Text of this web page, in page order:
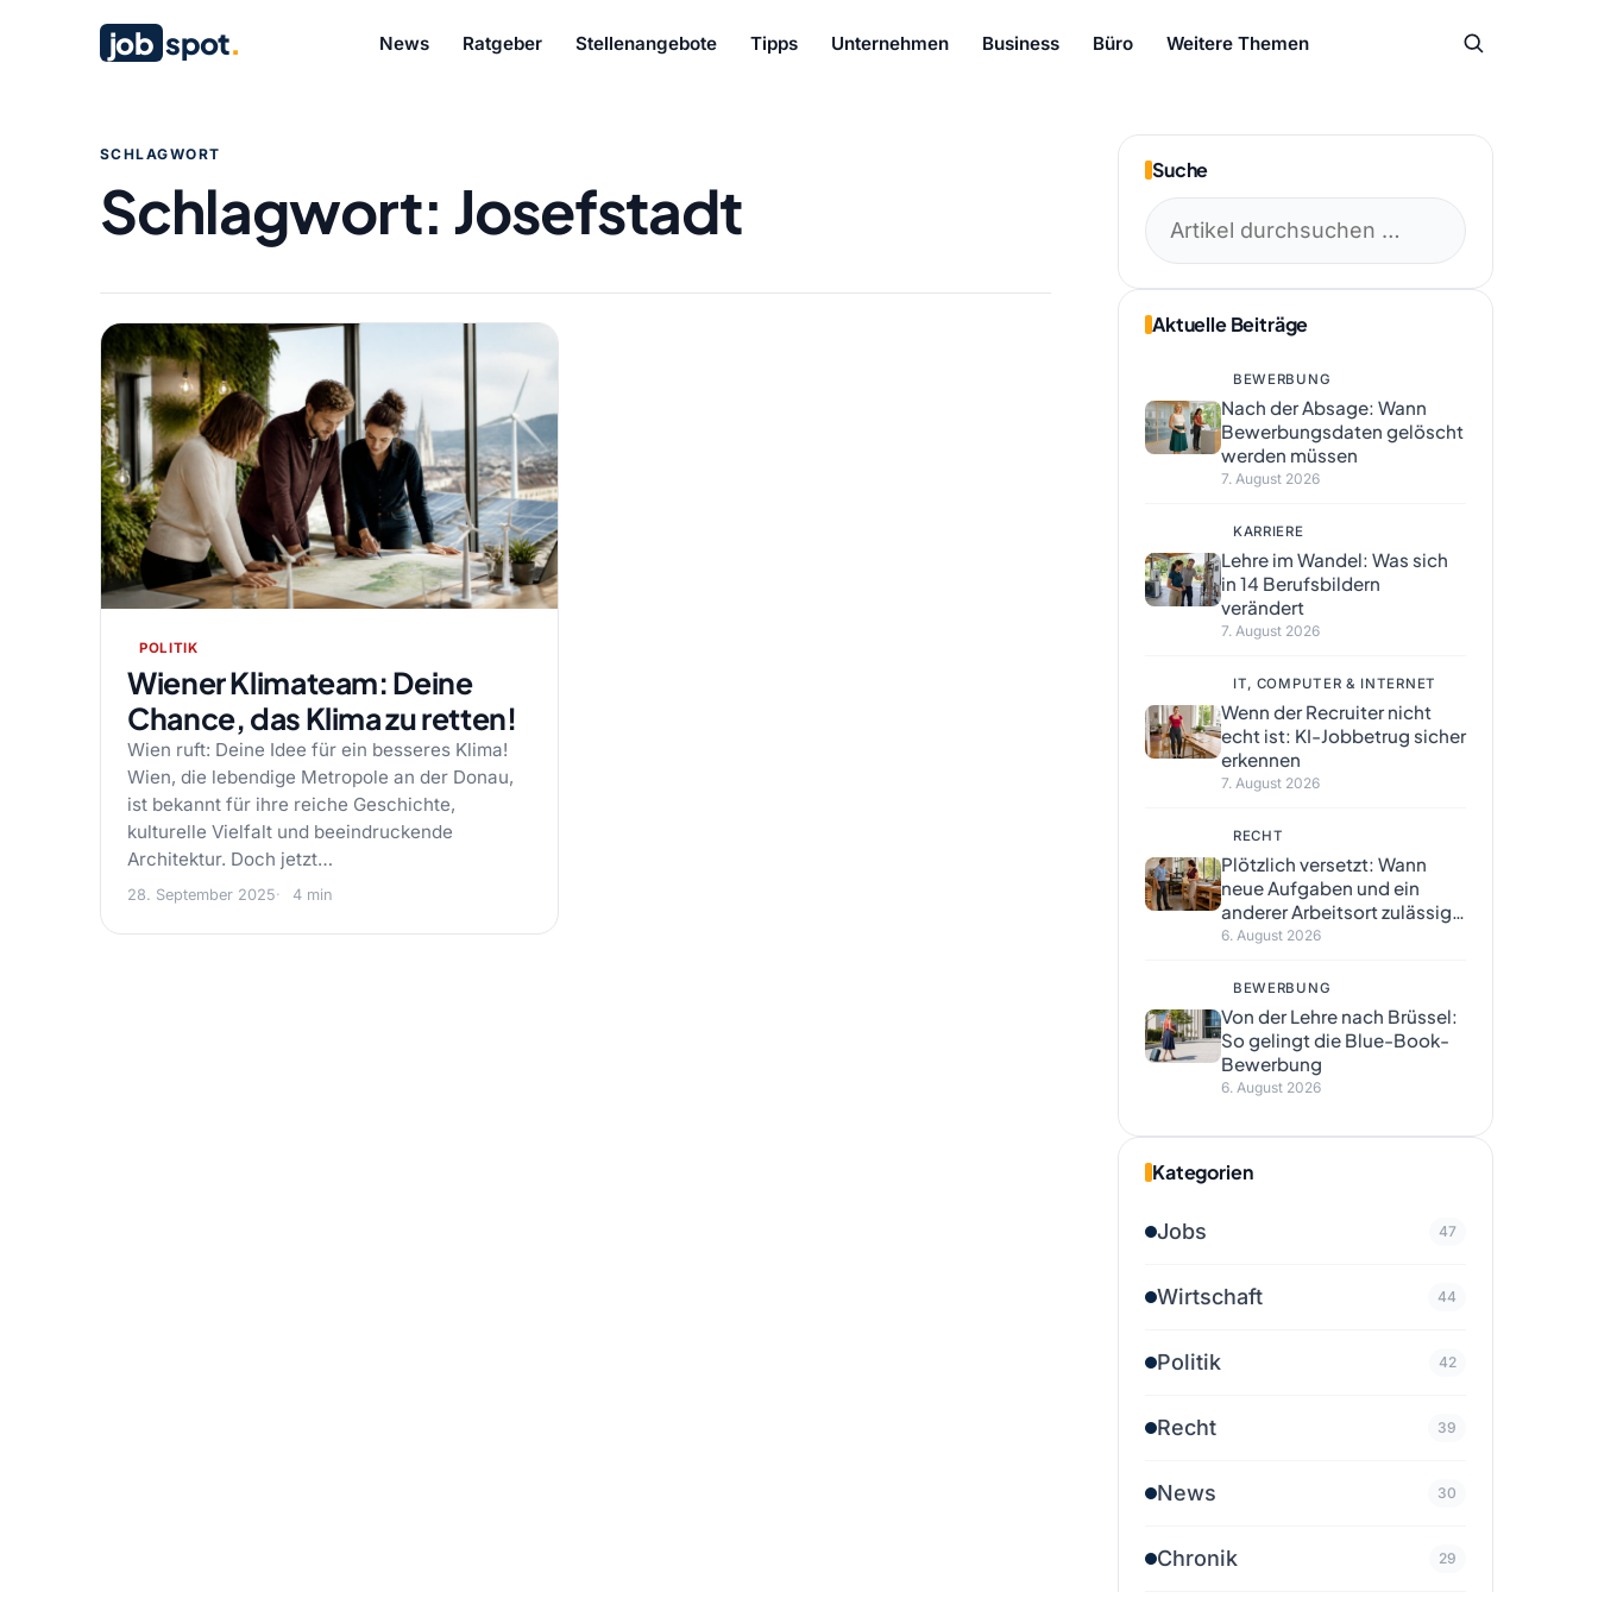
job spot. News Ratgeber Stellenangebote Tipps Unternehmen Business Büro Weitere Themen
SCHLAGWORT
Schlagwort: Josefstadt
POLITIK
Wiener Klimateam: Deine
Chance, das Klima zu retten!
Wien ruft: Deine Idee für ein besseres Klima!
Wien, die lebendige Metropole an der Donau,
ist bekannt für ihre reiche Geschichte,
kulturelle Vielfalt und beeindruckende
Architektur. Doch jetzt…
28. September 2025 4 min
Suche
Aktuelle Beiträge
BEWERBUNG
Nach der Absage: Wann
Bewerbungsdaten gelöscht
werden müssen
7. August 2026
KARRIERE
Lehre im Wandel: Was sich
in 14 Berufsbildern
verändert
7. August 2026
IT, COMPUTER & INTERNET
Wenn der Recruiter nicht
echt ist: KI-Jobbetrug sicher
erkennen
7. August 2026
RECHT
Plötzlich versetzt: Wann
neue Aufgaben und ein
anderer Arbeitsort zulässig
sind
6. August 2026
BEWERBUNG
Von der Lehre nach Brüssel:
So gelingt die Blue-Book-
Bewerbung
6. August 2026
Kategorien
Jobs 47
Wirtschaft 44
Politik 42
Recht 39
News 30
Chronik 29